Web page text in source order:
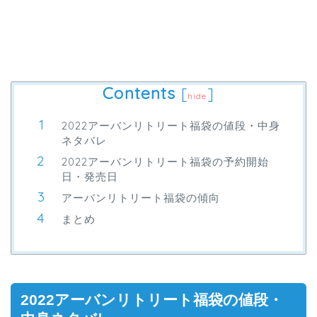
Contents [hide ]
2022アーバンリトリート福袋の値段・中身
ネタバレ
2022アーバンリトリート福袋の予約開始
日・発売日
アーバンリトリート福袋の傾向
まとめ
2022アーバンリトリート福袋の値段・